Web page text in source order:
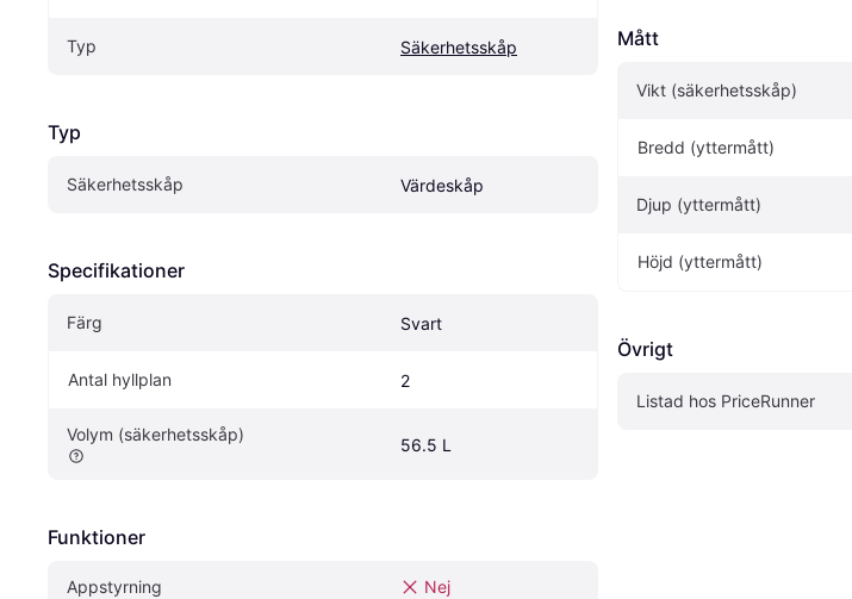
Typ Säkerhetsskåp
Typ
Säkerhetsskåp Värdeskåp
Specifikationer
Färg Svart
Antal hyllplan 2
Volym (säkerhetsskåp)
56.5 L
Funktioner
Appstyrning Nej
Mått
Vikt (säkerhetsskåp)
Bredd (yttermått)
Djup (yttermått)
Höjd (yttermått)
Övrigt
Listad hos PriceRunner